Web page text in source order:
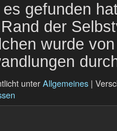
es gefunden
der
wurde
unterAllgemeines |